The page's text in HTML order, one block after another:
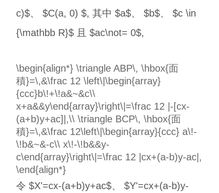
c)$、 $C(a, 0) $, 其中 $a$、 $b$、 $c \in
{\mathbb R}$ 且 $ac\not= 0$,
\begin{align*} \triangle ABP\, \hbox{面
積}=\,&\frac 12 \left\|\begin{array}
{ccc}b\!+\!a&~&c\\
x+a&&y\end{array}\right\|=\frac 12 |-[cx-
(a+b)y+ac]|,\\ \triangle BCP\, \hbox{面
積}=\,&\frac 12\left\|\begin{array}{ccc} a\!-
\!b&~&-c\\ x\!-\!b&&y-
c\end{array}\right\|=\frac 12 |cx+(a-b)y-ac|,
\end{align*}
令 $X'=cx-(a+b)y+ac$、 $Y'=cx+(a-b)y-